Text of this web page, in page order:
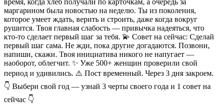
маргарином была новостью на неделю. Ты из поколения,
которое умеет ждать, верить и строить, даже когда вокруг
рушится. Твоя главная слабость — привычка надеяться, что
кто-то сделает первый шаг за тебя. 💫 Совет на сейчас: Сделай
первый шаг сама. Не жди, пока другие догадаются. Позвони,
напиши, скажи. Твоя инициатива никого не напугает —
наоборот, облегчит. ✨ Уже 500+ женщин проверили свой
период и удивились. ⚠️ Пост временный. Через 3 дня закроем.
👇 Выбери свой год — узнай 3 черты своего года и 1 совет на
сейчас 👇